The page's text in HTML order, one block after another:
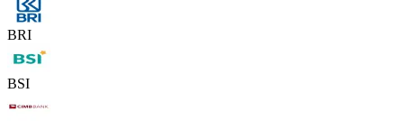
BRI
BSI